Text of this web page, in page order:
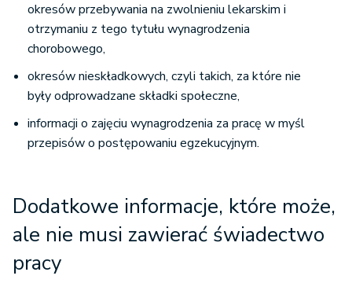
okresów przebywania na zwolnieniu lekarskim i
otrzymaniu z tego tytułu wynagrodzenia
chorobowego,
okresów nieskładkowych, czyli takich, za które nie
były odprowadzane składki społeczne,
informacji o zajęciu wynagrodzenia za pracę w myśl
przepisów o postępowaniu egzekucyjnym.
Dodatkowe informacje, które może,
ale nie musi zawierać świadectwo
pracy